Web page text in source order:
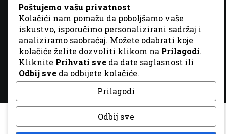
© 2026 Sva prava zadržana. DizajnGordonDM
Poštujemo vašu privatnost
Kolačići nam pomažu da poboljšamo vaše
iskustvo, isporučimo personalizirani sadržaj i
analiziramo saobraćaj. Možete odabrati koje
kolačiće želite dozvoliti klikom na Prilagodi.
Kliknite Prihvati sve da date saglasnost ili
Odbij sve da odbijete kolačiće.
Prilagodi
Odbij sve